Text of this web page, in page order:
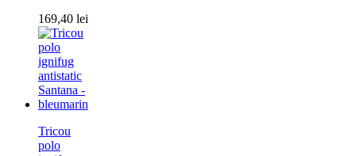
169,40 lei
Tricou
polo